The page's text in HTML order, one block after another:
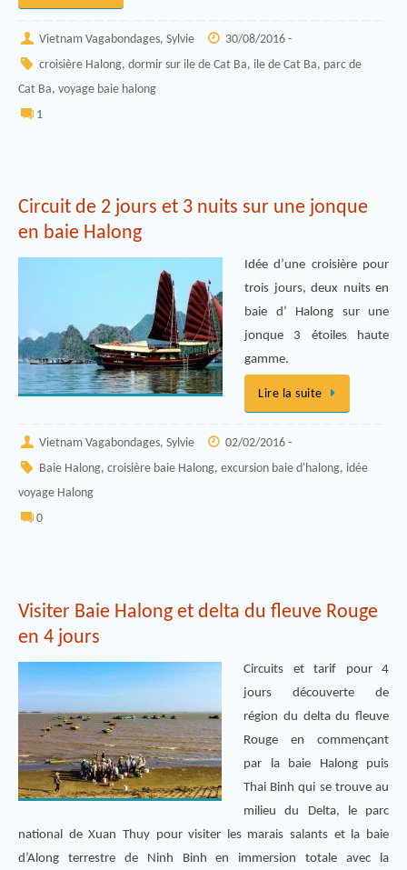
Vietnam Vagabondages, Sylvie 30/08/2016 -
croisière Halong, dormir sur ile de Cat Ba, ile de Cat Ba, parc de
Cat Ba, voyage baie halong
1
Circuit de 2 jours et 3 nuits sur une jonque
en baie Halong
Idée d’une croisière pour
trois jours, deux nuits en
baie d’ Halong sur une
jonque 3 étoiles haute
gamme.
Lire la suite
Vietnam Vagabondages, Sylvie 02/02/2016 -
Baie Halong, croisière baie Halong, excursion baie d'halong, idée
voyage Halong
0
Visiter Baie Halong et delta du fleuve Rouge
en 4 jours
Circuits et tarif pour 4
jours découverte de
région du delta du fleuve
Rouge en commençant
par la baie Halong puis
Thai Binh qui se trouve au
milieu du Delta, le parc
national de Xuan Thuy pour visiter les marais salants et la baie
d’Along terrestre de Ninh Binh en immersion totale avec la